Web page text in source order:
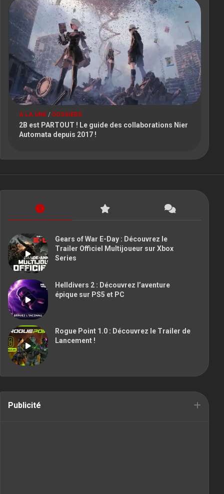
A LA UNE / DOSSIERS
2B est PARTOUT ! Le guide des collaborations Nier
Automata depuis 2017 !
Gears of War E-Day : Découvrez le
Trailer Officiel Multijoueur sur Xbox
Series
Helldivers 2 : Découvrez l’aventure
épique sur PS5 et PC
Rogue Point 1.0 : Découvrez le Trailer de
Lancement !
Publicité